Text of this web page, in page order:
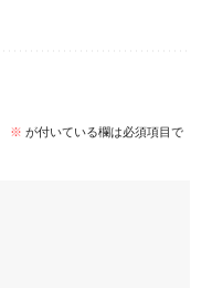
※ が付いている欄は必須項目で